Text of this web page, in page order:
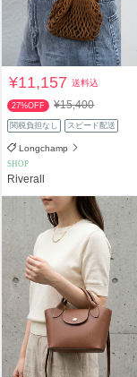
¥11,157送料込
27%OFF ¥15,400
関税負担なし スピード配送
Longchamp
SHOP
Riverall